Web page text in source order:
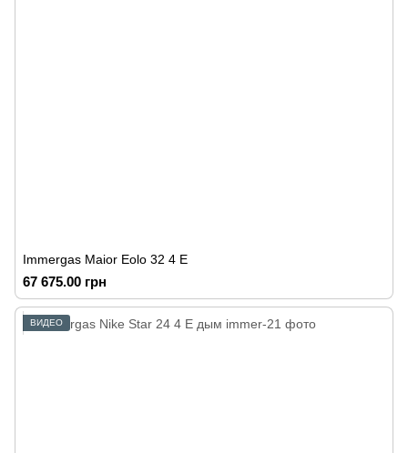
Immergas Maior Eolo 32 4 E
67 675.00 грн
ВИДЕО